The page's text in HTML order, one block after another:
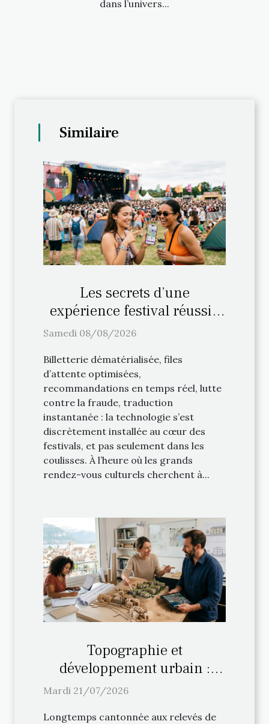
dans l’univers...
Similaire
Les secrets d’une
expérience festival réussie
grâce à la technologie
Samedi 08/08/2026
Billetterie dématérialisée, files
d’attente optimisées,
recommandations en temps réel, lutte
contre la fraude, traduction
instantanée : la technologie s’est
discrètement installée au cœur des
festivals, et pas seulement dans les
coulisses. À l’heure où les grands
rendez-vous culturels cherchent à...
Topographie et
développement urbain :
entre innovations et
Mardi 21/07/2026
Longtemps cantonnée aux relevés de